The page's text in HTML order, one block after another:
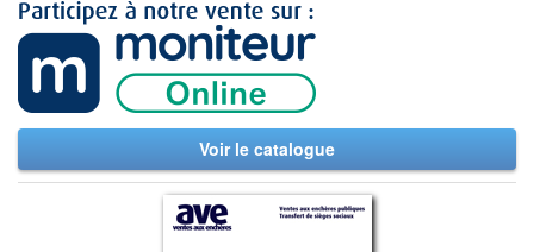
Voir le catalogue